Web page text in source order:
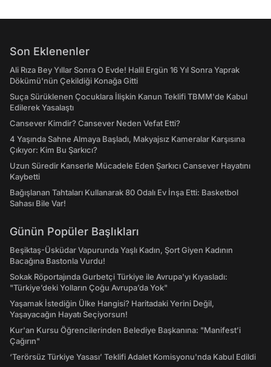
Son Eklenenler
Ali Rıza Bey Yıllar Sonra O Evde! Halil Ergün 16 Yıl Sonra Yaprak
Dökümü'nün Çekildiği Konağa Gitti
Suça Sürüklenen Çocuklara İlişkin Kanun Teklifi TBMM'de Kabul
Edilerek Yasalaştı
Cansever Kimdir? Cansever Neden Vefat Etti?
4 Yaşında Sahne Almaya Başladı, Makyajsız Kameralar Karşısına
Çıkıyor: Kim Bu Şarkıcı?
Uzun Süredir Kanserle Mücadele Eden Şarkıcı Cansever Hayatını
Kaybetti
Bağışlanan Tahtaları Kullanarak 80 Odalı Ev İnşa Etti: Basketbol
Sahası Bile Var!
Günün Popüler Başlıkları
Beşiktaş-Üsküdar Vapurunda Yaşlı Kadın, Şort Giyen Kadının
Bacağına Bastonla Vurdu!
Sokak Röportajında Gurbetçi Türkiye ile Avrupa'yı Kıyasladı:
"Türkiye’deki Yolların Çoğu Avrupa’da Yok"
Yaşamak İstediğin Ülke Hangisi? Haritadaki Yerini Değil,
Yaşayacağın Hayatı Seçiyorsun!
Kur'an Kursu Öğrencilerinden Belediye Başkanına: "Manifest’i
Çağırın"
‘Terörsüz Türkiye Yasası’ Teklifi Adalet Komisyonu'nda Kabul Edildi